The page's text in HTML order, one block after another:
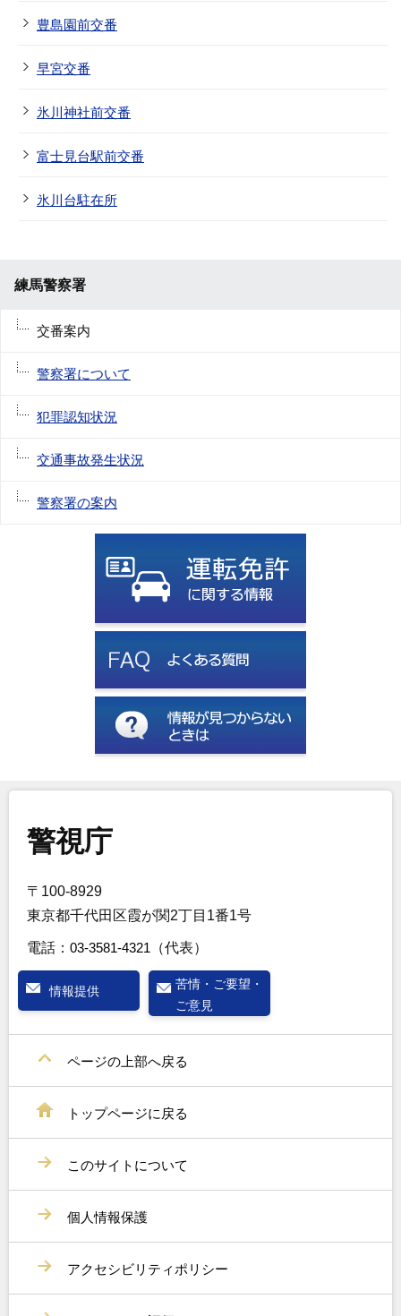
豊島園前交番
早宮交番
氷川神社前交番
富士見台駅前交番
氷川台駐在所
練馬警察署
交番案内
警察署について
犯罪認知状況
交通事故発生状況
警察署の案内
警視庁
〒100-8929
東京都千代田区霞が関2丁目1番1号
電話： 03-3581-4321 （代表）
情報提供
苦情・ご要望・
ご意見
ページの上部へ戻る
トップページに戻る
このサイトについて
個人情報保護
アクセシビリティポリシー